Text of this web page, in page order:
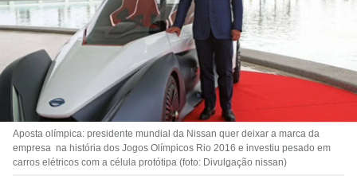
Aposta olímpica: presidente mundial da Nissan quer deixar a marca da
empresa na história dos Jogos Olímpicos Rio 2016 e investiu pesado em
carros elétricos com a célula protótipa (foto: Divulgação nissan)